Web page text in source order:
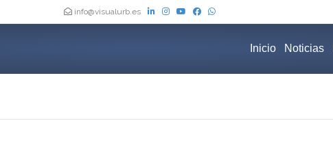
info@visualurb.es
Inicio Noticias